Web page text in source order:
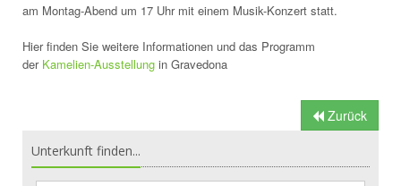
am Montag-Abend um 17 Uhr mit einem Musik-Konzert statt.
Hier finden Sie weitere Informationen und das Programm
der Kamelien-Ausstellung in Gravedona
Zurück
Unterkunft finden...